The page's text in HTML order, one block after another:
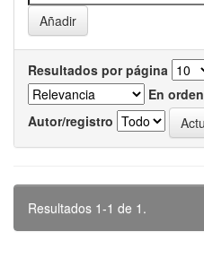
Resultados por página
En orden
Autor/registro
Resultados 1-1 de 1.